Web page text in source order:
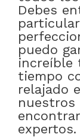
Debes
puedo
increíble
tiempo
relajado
nuestros
expertos.